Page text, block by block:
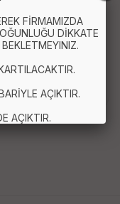
FİRMAMIZDA
DİKKATE
AÇIKTIR.
AÇIKTIR.